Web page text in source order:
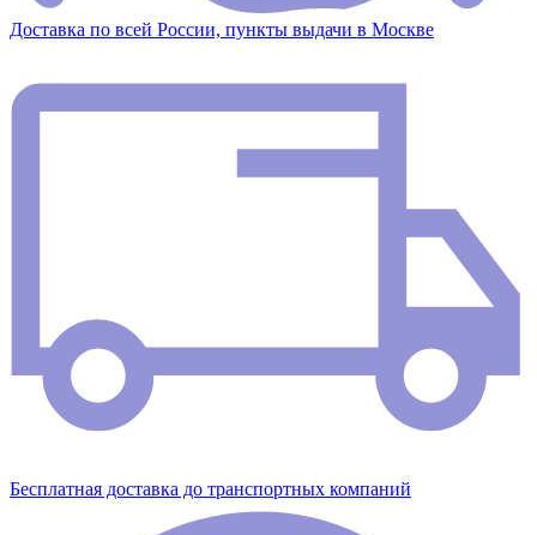
Доставка по всей России, пункты выдачи в Москве
Бесплатная доставка до транспортных компаний